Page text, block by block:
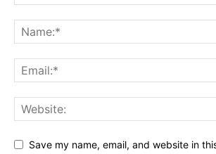
Save my name, email, and website in